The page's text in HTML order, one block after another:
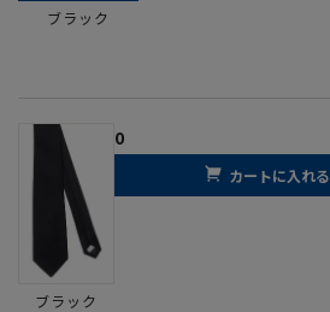
ブラック
ブラック
0
カートに入れる